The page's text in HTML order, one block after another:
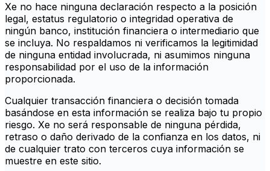
Xe no hace ninguna declaración respecto a la posición
legal, estatus regulatorio o integridad operativa de
ningún banco, institución financiera o intermediario que
se incluya. No respaldamos ni verificamos la legitimidad
de ninguna entidad involucrada, ni asumimos ninguna
responsabilidad por el uso de la información
proporcionada.
Cualquier transacción financiera o decisión tomada
basándose en esta información se realiza bajo tu propio
riesgo. Xe no será responsable de ninguna pérdida,
retraso o daño derivado de la confianza en los datos, ni
de cualquier trato con terceros cuya información se
muestre en este sitio.